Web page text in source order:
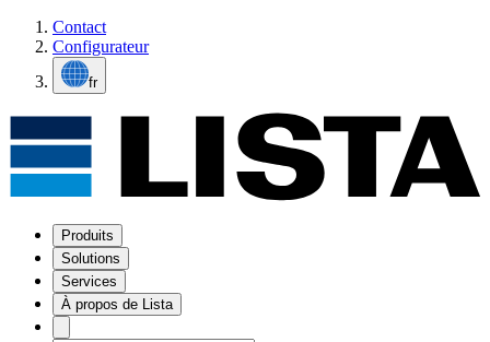
Contact
Configurateur
fr
Produits
Solutions
Services
À propos de Lista